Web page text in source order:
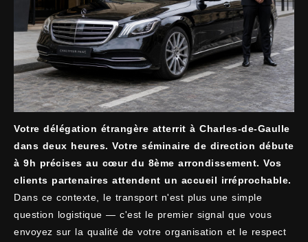
Votre délégation étrangère atterrit à Charles-de-Gaulle
dans deux heures. Votre séminaire de direction débute
à 9h précises au cœur du 8ème arrondissement. Vos
clients partenaires attendent un accueil irréprochable.
Dans ce contexte, le transport n'est plus une simple
question logistique — c'est le premier signal que vous
envoyez sur la qualité de votre organisation et le respect